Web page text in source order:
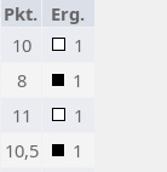
Pkt. Erg.
10
1
8
1
11
1
10,5
1